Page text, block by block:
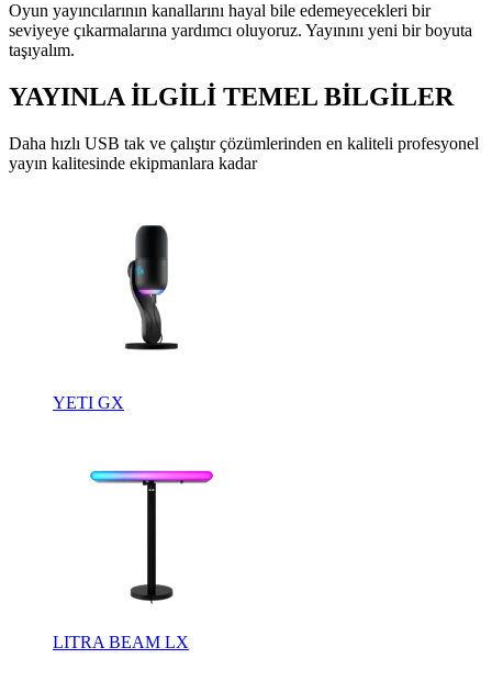
Oyun yayıncılarının kanallarını hayal bile edemeyecekleri bir
seviyeye çıkarmalarına yardımcı oluyoruz. Yayınını yeni bir boyuta
taşıyalım.
YAYINLA İLGİLİ TEMEL BİLGİLER
Daha hızlı USB tak ve çalıştır çözümlerinden en kaliteli profesyonel
yayın kalitesinde ekipmanlara kadar
YETI GX
LITRA BEAM LX